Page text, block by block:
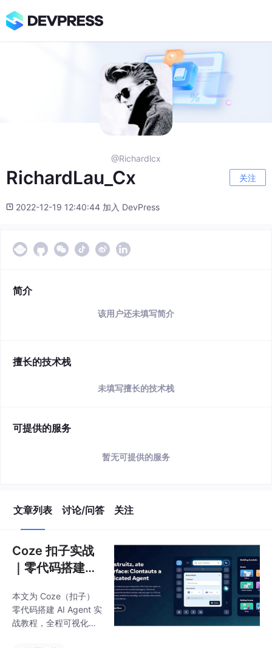
@Richardlcx
RichardLau_Cx 关注
2022-12-19 12:40:44 加入 DevPress
简介
该用户还未填写简介
擅长的技术栈
未填写擅长的技术栈
可提供的服务
暂无可提供的服务
文章列表 讨论/问答 关注
Coze 扣子实战
｜零代码搭建专
0 分钟搞定个人
智能助手
本文为 Coze（扣子）
零代码搭建 AI Agent 实
战教程，全程可视化操